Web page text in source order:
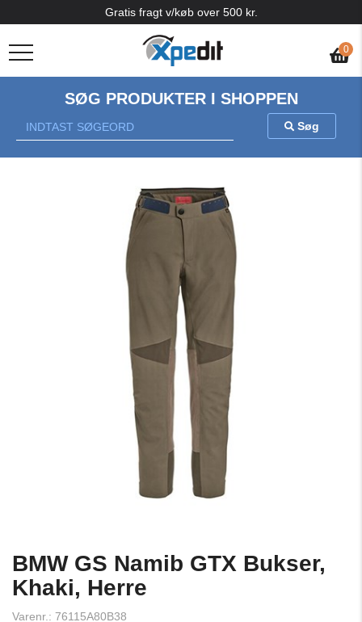
0
Gratis fragt v/køb over 500 kr.
SØG PRODUKTER I SHOPPEN
Søg
BMW GS Namib GTX Bukser,
Khaki, Herre
Varenr.: 76115A80B38